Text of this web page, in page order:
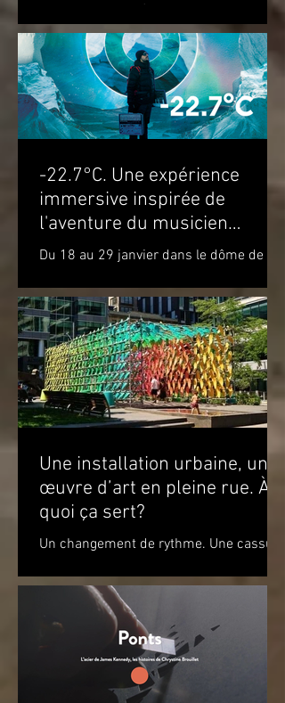
notre prochaine édition. Nous vous
attendons du 22 au 28 août...
-22.7°C. Une expérience
immersive inspirée de
l'aventure du musicien
Molécule dans le cercle
Du 18 au 29 janvier dans le dôme de la
technologiques [SAT] est heureuse de
présenter l’expérience...
Une installation urbaine, une
œuvre d’art en pleine rue. À
quoi ça sert?
Un changement de rythme. Une cassure
apaisement à la vue de ce jeu de
couleurs. Un sourire. Le simple...